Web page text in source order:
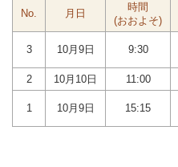
No. 月日
時間
(おおよそ)
3 10月9日 9:30
2 10月10日 11:00
1 10月9日 15:15